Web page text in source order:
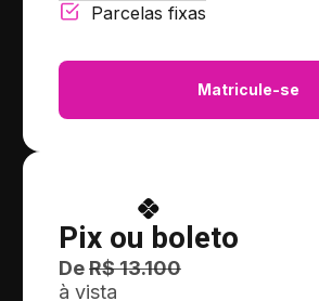
Parcelas fixas
Matricule-se
Pix ou boleto
DeR$ 13.100
à vista